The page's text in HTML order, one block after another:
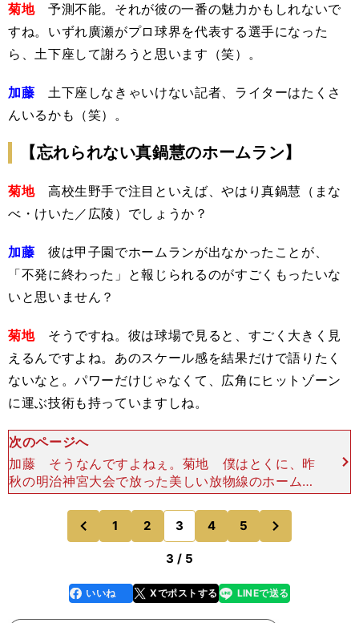
菊地予測不能。それが彼の一番の魅力かもしれないで
すね。いずれ廣瀬がプロ球界を代表する選手になった
ら、土下座して謝ろうと思います（笑）。
加藤 土下座しなきゃいけない記者、ライターはたくさ
んいるかも（笑）。
【忘れられない真鍋慧のホームラン】
菊地高校生野手で注目といえば、やはり真鍋慧（まな
べ・けいた／広陵）でしょうか？
加藤 彼は甲子園でホームランが出なかったことが、
「不発に終わった」と報じられるのがすごくもったいな
いと思いません？
菊地そうですね。彼は球場で見ると、すごく大きく見
えるんですよね。あのスケール感を結果だけで語りたく
ないなと。パワーだけじゃなくて、広角にヒットゾーン
に運ぶ技術も持っていますしね。
次のページへ
加藤 そうなんですよねぇ。菊地 僕はとくに、昨
秋の明治神宮大会で放った美しい放物線のホームラ
ンが忘れられないんです。下級生の頃はライナー性
の打球が多かったのが、角度のついた打球が増えて
きたのは彼の大
前
のページへ
1 2 3 4 5
のページへ
3 / 5
faceboo
k
いいね Xでポストする
line LINEで送る